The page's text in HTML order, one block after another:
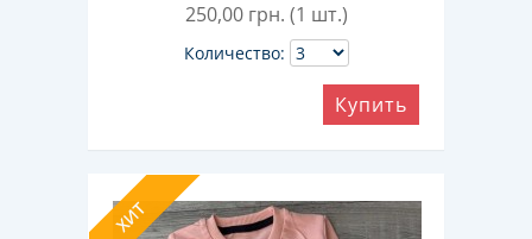
250,00 грн. (1 шт.)
Количество:
Купить
ХИТ